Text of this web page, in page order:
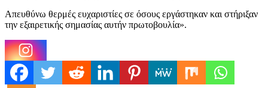
Απευθύνω θερμές ευχαριστίες σε όσους εργάστηκαν και στήριξαν
την εξαιρετικής σημασίας αυτήν πρωτοβουλία».